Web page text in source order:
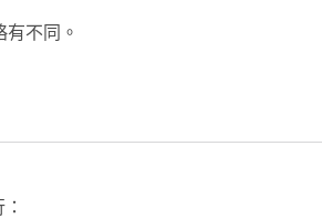
不同。